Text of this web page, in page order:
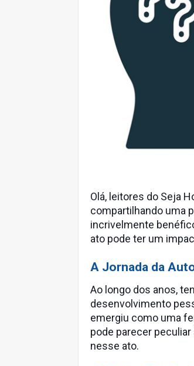
Olá, leitores do Seja
compartilhando uma
incrivelmente
ato pode ter um
A Jornada da
Ao longo dos anos,
desenvolvimento
emergiu como uma
pode parecer
nesse ato.